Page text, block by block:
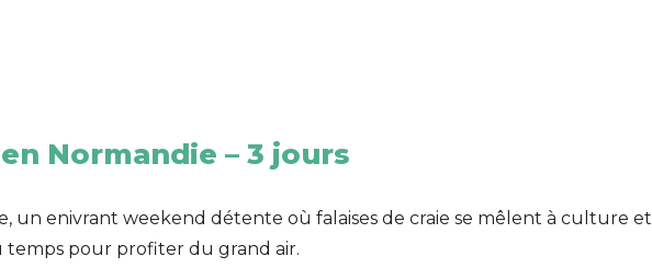
Normandie – 3 jours
un enivrant weekend détente où falaises de craie se mêlent à culture et
temps pour profiter du grand air.